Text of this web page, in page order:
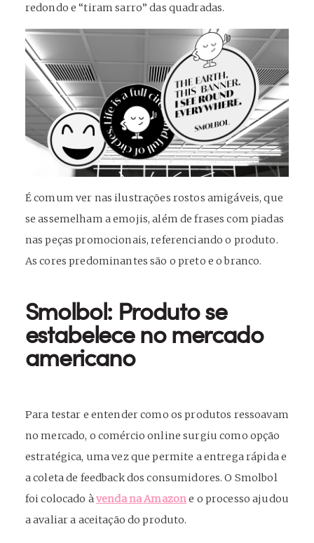
redondo e “tiram sarro” das quadradas.
É comum ver nas ilustrações rostos amigáveis, que
se assemelham a emojis, além de frases com piadas
nas peças promocionais, referenciando o produto.
As cores predominantes são o preto e o branco.
Smolbol: Produto se
estabelece no mercado
americano
Para testar e entender como os produtos ressoavam
no mercado, o comércio online surgiu como opção
estratégica, uma vez que permite a entrega rápida e
a coleta de feedback dos consumidores. O Smolbol
foi colocado àvenda na Amazone o processo ajudou
a avaliar a aceitação do produto.